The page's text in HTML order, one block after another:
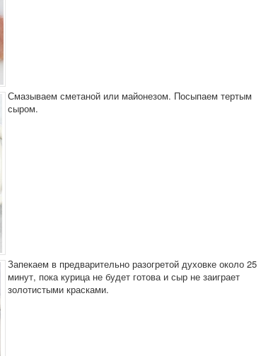
Смазываем сметаной или майонезом. Посыпаем тертым
сыром.
Запекаем в предварительно разогретой духовке около 25
минут, пока курица не будет готова и сыр не заиграет
золотистыми красками.